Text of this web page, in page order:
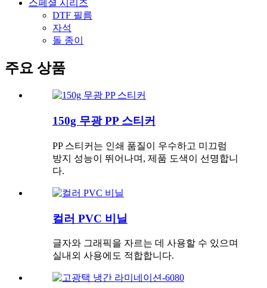
스페셜 시리즈
DTF 필름
자석
돌 종이
주요 상품
150g 무광 PP 스티커
PP 스티커는 인쇄 품질이 우수하고 미끄럼
방지 성능이 뛰어나며, 제품 도색이 선명합니
다.
컬러 PVC 비닐
글자와 그래픽을 자르는 데 사용할 수 있으며
실내외 사용에도 적합합니다.